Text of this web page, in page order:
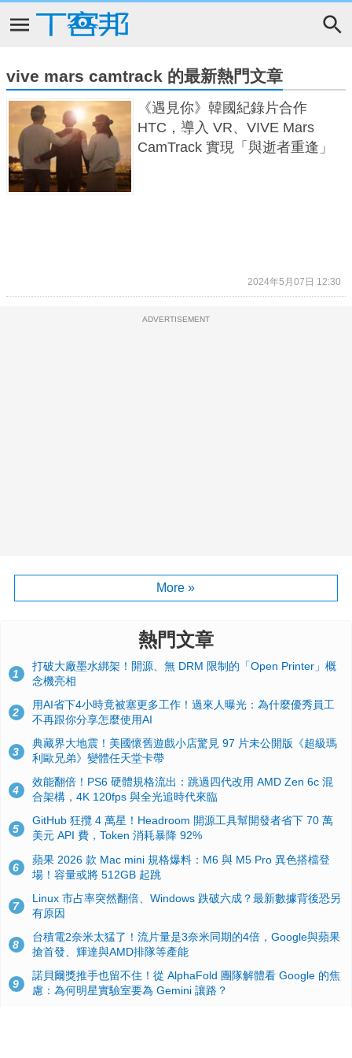
vive mars camtrack 的最新熱門文章
《遇見你》韓國紀錄片合作
HTC，導入 VR、VIVE Mars
CamTrack 實現「與逝者重逢」
2024年5月07日 12:30
ADVERTISEMENT
More »
熱門文章
1
打破大廠墨水綁架！開源、無 DRM 限制的「Open Printer」概
念機亮相
2
用AI省下4小時竟被塞更多工作！過來人曝光：為什麼優秀員工
不再跟你分享怎麼使用AI
3
典藏界大地震！美國懷舊遊戲小店驚見 97 片未公開版《超級瑪
利歐兄弟》變體任天堂卡帶
4
效能翻倍！PS6 硬體規格流出：跳過四代改用 AMD Zen 6c 混
合架構，4K 120fps 與全光追時代來臨
5
GitHub 狂攬 4 萬星！Headroom 開源工具幫開發者省下 70 萬
美元 API 費，Token 消耗暴降 92%
6
蘋果 2026 款 Mac mini 規格爆料：M6 與 M5 Pro 異色搭檔登
場！容量或將 512GB 起跳
7
Linux 市占率突然翻倍、Windows 跌破六成？最新數據背後恐另
有原因
8
台積電2奈米太猛了！流片量是3奈米同期的4倍，Google與蘋果
搶首發、輝達與AMD排隊等產能
9
諾貝爾獎推手也留不住！從 AlphaFold 團隊解體看 Google 的焦
慮：為何明星實驗室要為 Gemini 讓路？